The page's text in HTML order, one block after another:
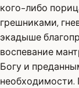
кого-либо
грешниками,
экадыше
воспевание
Богу и
необходимости.